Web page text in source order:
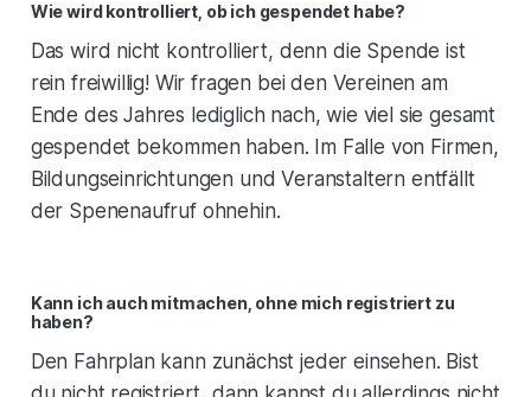
Wie wird kontrolliert, ob ich gespendet habe?
Das wird nicht kontrolliert, denn die Spende ist
rein freiwillig! Wir fragen bei den Vereinen am
Ende des Jahres lediglich nach, wie viel sie gesamt
gespendet bekommen haben. Im Falle von Firmen,
Bildungseinrichtungen und Veranstaltern entfällt
der Spenenaufruf ohnehin.
Kann ich auch mitmachen, ohne mich registriert zu
haben?
Den Fahrplan kann zunächst jeder einsehen. Bist